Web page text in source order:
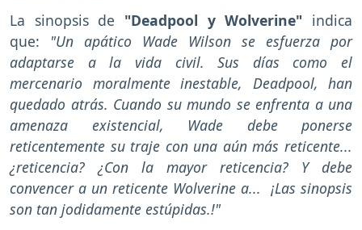
La sinopsis de "Deadpool y Wolverine" indica
que: "Un apático Wade Wilson se esfuerza por
adaptarse a la vida civil. Sus días como el
mercenario moralmente inestable, Deadpool, han
quedado atrás. Cuando su mundo se enfrenta a una
amenaza existencial, Wade debe ponerse
reticentemente su traje con una aún más reticente...
¿reticencia? ¿Con la mayor reticencia? Y debe
convencer a un reticente Wolverine a... ¡Las sinopsis
son tan jodidamente estúpidas.!"